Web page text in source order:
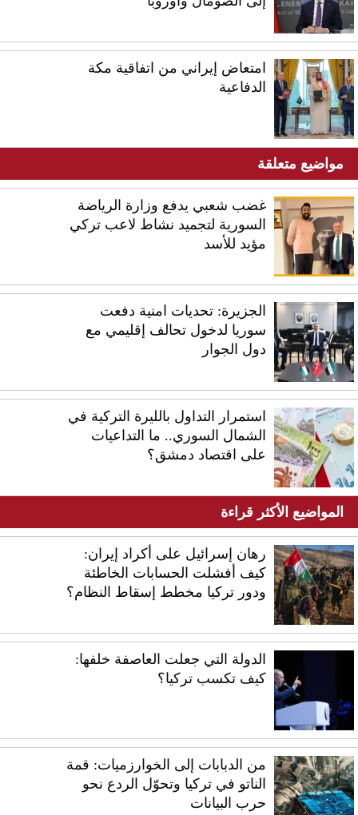
امتعاض إيراني من اتفاقية مكة
الدفاعية
مواضيع متعلقة
غضب شعبي يدفع وزارة الرياضة
السورية لتجميد نشاط لاعب تركي
مؤيد للأسد
الجزيرة: تحديات امنية دفعت
سوريا لدخول تحالف إقليمي مع
دول الجوار
استمرار التداول بالليرة التركية في
الشمال السوري.. ما التداعيات
على اقتصاد دمشق؟
المواضيع الأكثر قراءة
رهان إسرائيل على أكراد إيران:
كيف أفشلت الحسابات الخاطئة
ودور تركيا مخطط إسقاط النظام؟
الدولة التي جعلت العاصفة خلفها:
كيف تكسب تركيا؟
من الدبابات إلى الخوارزميات: قمة
الناتو في تركيا وتحوّل الردع نحو
حرب البيانات